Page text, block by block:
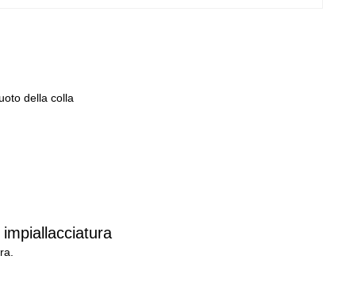
della colla